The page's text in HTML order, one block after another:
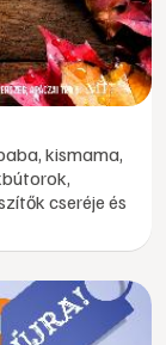
kismama,
cseréje és